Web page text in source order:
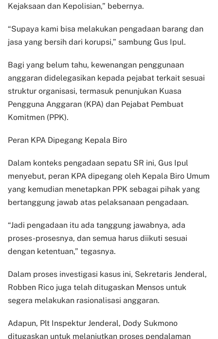
Kejaksaan dan Kepolisian,” bebernya.
“Supaya kami bisa melakukan pengadaan barang dan
jasa yang bersih dari korupsi,” sambung Gus Ipul.
Bagi yang belum tahu, kewenangan penggunaan
anggaran didelegasikan kepada pejabat terkait sesuai
struktur organisasi, termasuk penunjukan Kuasa
Pengguna Anggaran (KPA) dan Pejabat Pembuat
Komitmen (PPK).
Peran KPA Dipegang Kepala Biro
Dalam konteks pengadaan sepatu SR ini, Gus Ipul
menyebut, peran KPA dipegang oleh Kepala Biro Umum
yang kemudian menetapkan PPK sebagai pihak yang
bertanggung jawab atas pelaksanaan pengadaan.
“Jadi pengadaan itu ada tanggung jawabnya, ada
proses-prosesnya, dan semua harus diikuti sesuai
dengan ketentuan,” tegasnya.
Dalam proses investigasi kasus ini, Sekretaris Jenderal,
Robben Rico juga telah ditugaskan Mensos untuk
segera melakukan rasionalisasi anggaran.
Adapun, Plt Inspektur Jenderal, Dody Sukmono
ditugaskan untuk melanjutkan proses pendalaman